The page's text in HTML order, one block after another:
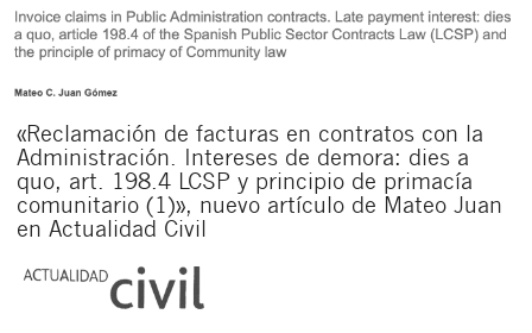
«Reclamación de facturas en contratos con la
Administración. Intereses de demora: dies a
quo, art. 198.4 LCSP y principio de primacía
comunitario (1)», nuevo artículo de Mateo Juan
en Actualidad Civil